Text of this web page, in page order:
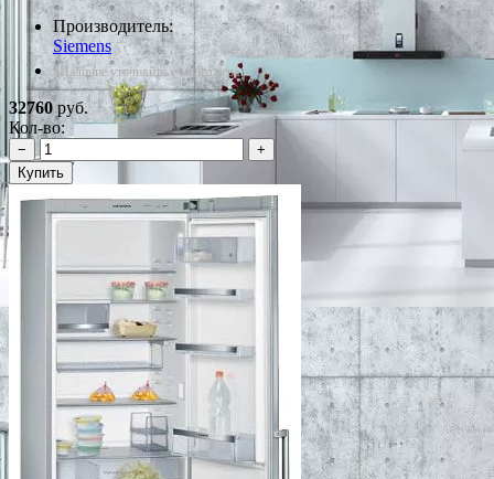
Производитель:
Siemens
*Наличие уточняйте у менеджера
32760 руб.
Кол-во:
−
+
Купить